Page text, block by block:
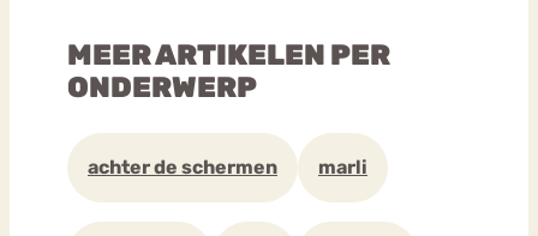
MEER ARTIKELEN PER
ONDERWERP
achter de schermen marli